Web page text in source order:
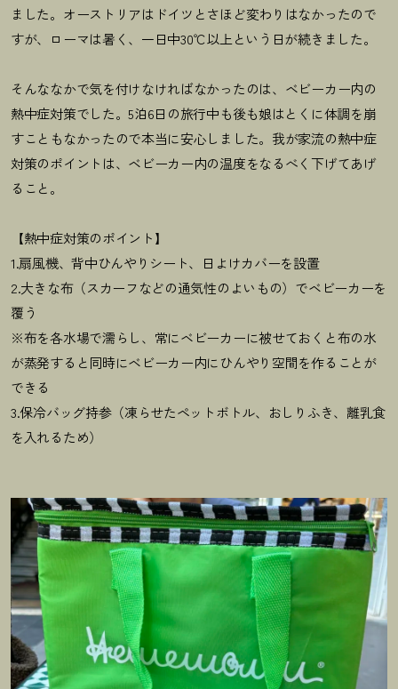
ました。オーストリアはドイツとさほど変わりはなかったので
すが、ローマは暑く、一日中30℃以上という日が続きました。
そんななかで気を付けなければなかったのは、ベビーカー内の
熱中症対策でした。5泊6日の旅行中も後も娘はとくに体調を崩
すこともなかったので本当に安心しました。我が家流の熱中症
対策のポイントは、ベビーカー内の温度をなるべく下げてあげ
ること。
【熱中症対策のポイント】
1.扇風機、背中ひんやりシート、日よけカバーを設置
2.大きな布（スカーフなどの通気性のよいもの）でベビーカーを
覆う
※布を各水場で濡らし、常にベビーカーに被せておくと布の水
が蒸発すると同時にベビーカー内にひんやり空間を作ることが
できる
3.保冷バッグ持参（凍らせたペットボトル、おしりふき、離乳食
を入れるため）